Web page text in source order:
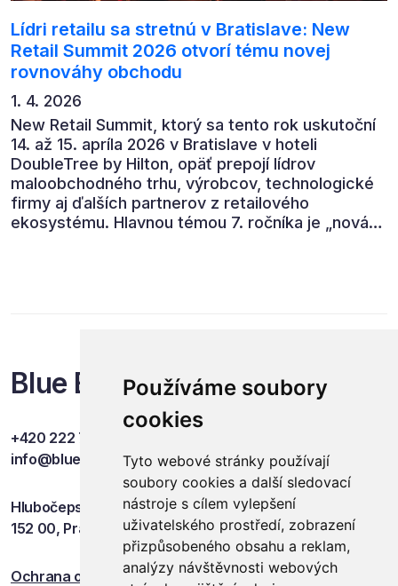
Používáme soubory
cookies
Tyto webové stránky používají
soubory cookies a další sledovací
nástroje s cílem vylepšení
uživatelského prostředí, zobrazení
přizpůsobeného obsahu a reklam,
analýzy návštěvnosti webových
Lídri retailu sa stretnú v Bratislave: New
Retail Summit 2026 otvorí tému novej
rovnováhy obchodu
1. 4. 2026
New Retail Summit, ktorý sa tento rok uskutoční
14. až 15. apríla 2026 v Bratislave v hoteli
DoubleTree by Hilton, opäť prepojí lídrov
maloobchodného trhu, výrobcov, technologické
firmy aj ďalších partnerov z retailového
ekosystému. Hlavnou témou 7. ročníka je „nová
Blue Events
+420 222 749 841
info@blueevents.eu
Hlubočepská 701/38c
152 00, Praha 5
Ochrana osobních údajů